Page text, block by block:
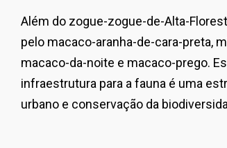
Além do zogue-zogue-de-Alta-
pelo macaco-aranha-de-cara-preta,
macaco-da-noite e macaco-prego.
infraestrutura para a fauna é uma
urbano e conservação da